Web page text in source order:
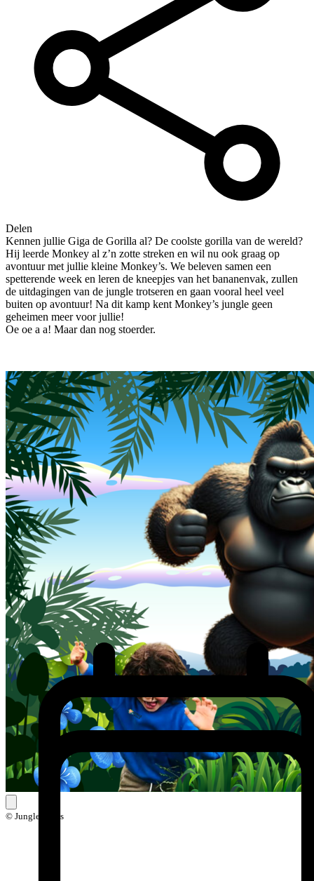
Delen
Kennen jullie Giga de Gorilla al? De coolste gorilla van de wereld?
Hij leerde Monkey al z’n zotte streken en wil nu ook graag op
avontuur met jullie kleine Monkey’s. We beleven samen een
spetterende week en leren de kneepjes van het bananenvak, zullen
de uitdagingen van de jungle trotseren en gaan vooral heel veel
buiten op avontuur! Na dit kamp kent Monkey’s jungle geen
geheimen meer voor jullie!
Oe oe a a! Maar dan nog stoerder.
© Jungle Skills